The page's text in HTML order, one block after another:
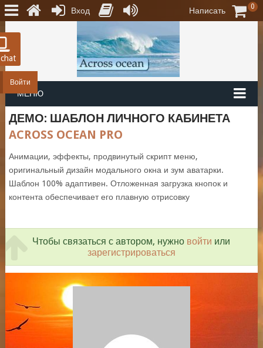
Войти
МЕНЮ
ДЕМО: ШАБЛОН ЛИЧНОГО КАБИНЕТА
ACROSS OCEAN PRO
Анимации, эффекты, продвинутый скрипт меню,
оригинальный дизайн модального окна и зум аватарки.
Шаблон 100% адаптивен. Отложенная загрузка кнопок и
контента обеспечивает его плавную отрисовку
Чтобы связаться с автором, нужно войти или
зарегистрироваться
Вход Написать 0